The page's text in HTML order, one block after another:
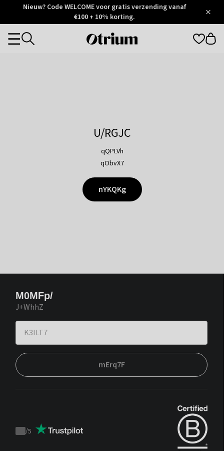
Otrium
Trustpilot
Nieuw? Code WELCOME voor gratis verzending vanaf
€100 + 10% korting.
Otrium
Categories
U/RGJC
qQPLVh
qObvX7
nYKQKg
M0MFp/
J+WhhZ
mErq7F
Trustpilot
/5